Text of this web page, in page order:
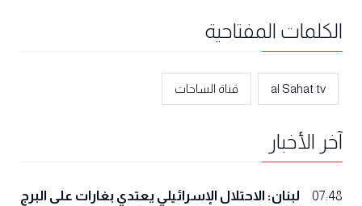
الكلمات المفتاحية
al Sahat tv قناة الساحات
آخر الأخبار
07:48
لبنان: الاحتلال الإسرائيلي يعتدي بغارات على البرج